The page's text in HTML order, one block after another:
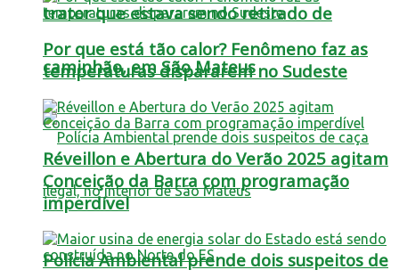
trator que estava sendo retirado de
caminhão, em São Mateus
Polícia Ambiental prende dois suspeitos de
Por que está tão calor? Fenômeno faz as
temperaturas dispararem no Sudeste
Réveillon e Abertura do Verão 2025 agitam
Conceição da Barra com programação
imperdível